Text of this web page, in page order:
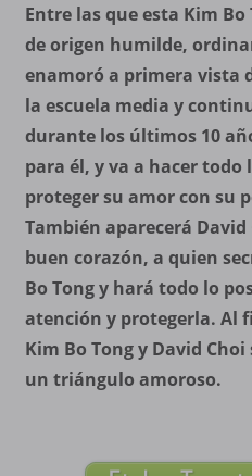
Entre las que esta Kim
de origen humilde,
enamoró a primera vista
la escuela media y
durante los últimos 10
para él, y va a hacer todo
proteger su amor con su
También aparecerá
buen corazón, a quien
Bo Tong y hará todo lo
atención y protegerla. Al
Kim Bo Tong y David
un triángulo amoroso.